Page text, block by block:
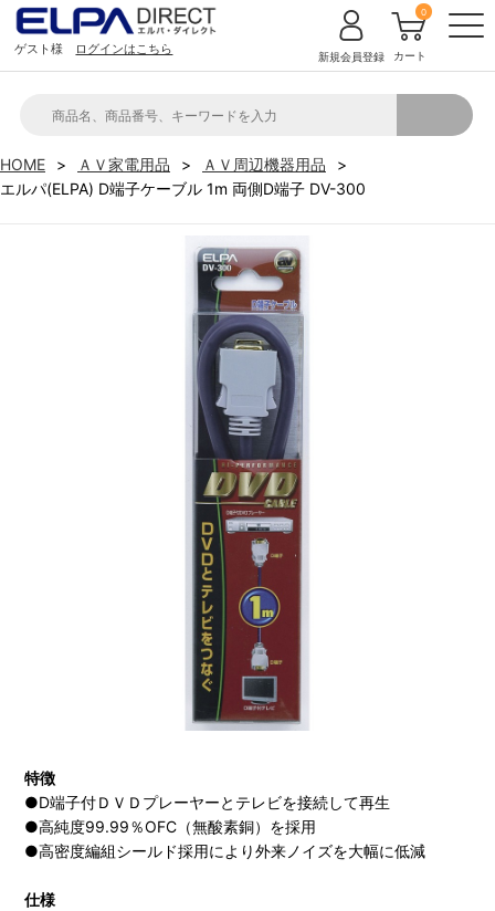
ゲスト様 ログインはこちら 新規会員登録 カート
0
HOME ＡＶ家電用品
ＡＶ周辺機器用品
エルパ(ELPA) D端子ケーブル 1m 両側D端子 DV-300
特徴
●D端子付ＤＶＤプレーヤーとテレビを接続して再生
●高純度99.99％OFC（無酸素銅）を採用
●高密度編組シールド採用により外来ノイズを大幅に低減
仕様